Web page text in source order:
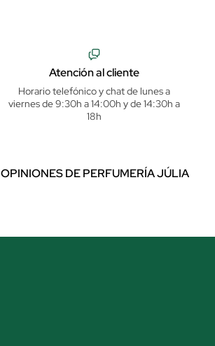
Atención al cliente
Horario telefónico y chat de lunes a
viernes de 9:30h a 14:00h y de 14:30h a
18h
OPINIONES DE PERFUMERÍA JÚLIA